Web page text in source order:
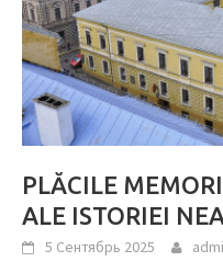
PLĂCILE
ALE ISTORIEI
5 Сентябрь 2025